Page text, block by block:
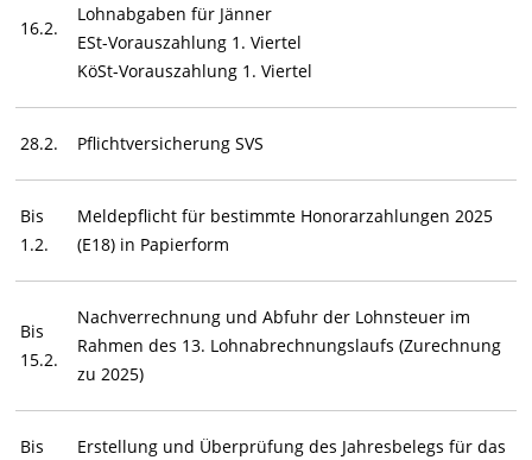
16.2.
Lohnabgaben für Jänner
ESt-Vorauszahlung 1. Viertel
KöSt-Vorauszahlung 1. Viertel
28.2. Pflichtversicherung SVS
Bis
1.2.
Meldepflicht für bestimmte Honorarzahlungen 2025
(E18) in Papierform
Bis
15.2.
Nachverrechnung und Abfuhr der Lohnsteuer im
Rahmen des 13. Lohnabrechnungslaufs (Zurechnung
zu 2025)
Bis
Erstellung und Überprüfung des Jahresbelegs für das